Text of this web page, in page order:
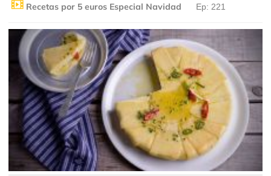
Recetas por 5 euros Especial Navidad Ep: 221